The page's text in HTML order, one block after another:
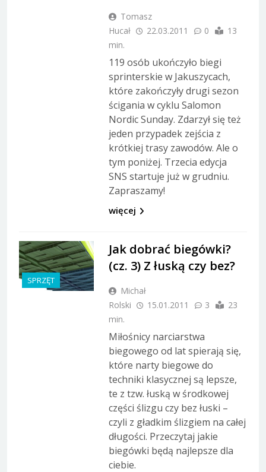
Tomasz
Hucał
22.03.2011 0
13
min.
119 osób ukończyło biegi
sprinterskie w Jakuszycach,
które zakończyły drugi sezon
ścigania w cyklu Salomon
Nordic Sunday. Zdarzył się też
jeden przypadek zejścia z
krótkiej trasy zawodów. Ale o
tym poniżej. Trzecia edycja
SNS startuje już w grudniu.
Zapraszamy!
więcej
SPRZĘT
Jak dobrać biegówki?
(cz. 3) Z łuską czy bez?
Michał
Rolski
15.01.2011 3
23
min.
Miłośnicy narciarstwa
biegowego od lat spierają się,
które narty biegowe do
techniki klasycznej są lepsze,
te z tzw. łuską w środkowej
części ślizgu czy bez łuski –
czyli z gładkim ślizgiem na całej
długości. Przeczytaj jakie
biegówki będą najlepsze dla
ciebie.